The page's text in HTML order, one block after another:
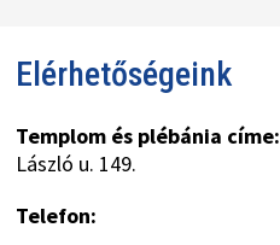
Elérhetőségeink
Templom és plébánia címe:
László u. 149.
Telefon: